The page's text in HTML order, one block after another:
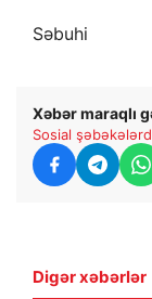
Səbuhi
Xəbər maraqlı
Sosial
Digər xəbərlər